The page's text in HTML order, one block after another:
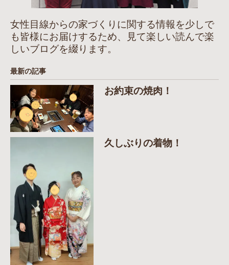
女性目線からの家づくりに関する情報を少しで
も皆様にお届けするため、見て楽しい読んで楽
しいブログを綴ります。
最新の記事
お約束の焼肉！
久しぶりの着物！